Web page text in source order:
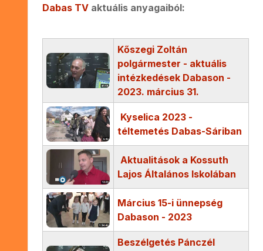
Dabas TV aktuális anyagaiból:
Kőszegi Zoltán
polgármester - aktuális
intézkedések Dabason -
2023. március 31.
Kyselica 2023 -
téltemetés Dabas-Sáriban
Aktualitások a Kossuth
Lajos Általános Iskolában
Március 15-i ünnepség
Dabason - 2023
Beszélgetés Pánczél